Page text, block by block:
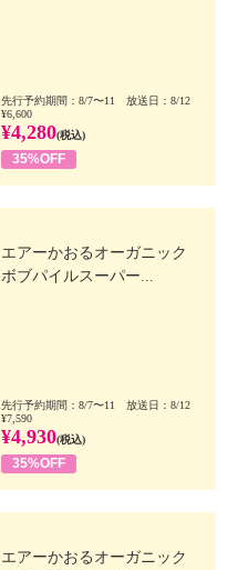
先行予約期間：8/7〜11 放送日：8/12
¥6,600
¥4,280(税込)
35%OFF
エアーかおるオーガニック
ボブパイルスーパー...
先行予約期間：8/7〜11 放送日：8/12
¥7,590
¥4,930(税込)
35%OFF
エアーかおるオーガニック